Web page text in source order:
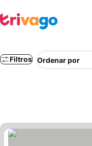
Filtros Ordenar por